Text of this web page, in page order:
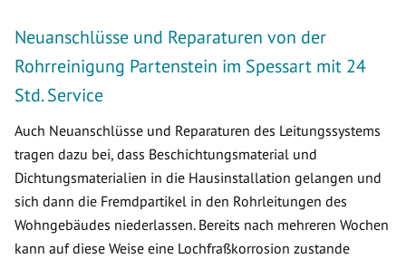
Neuanschlüsse und Reparaturen von der
Rohrreinigung Partenstein im Spessart mit 24
Std. Service
Auch Neuanschlüsse und Reparaturen des Leitungssystems
tragen dazu bei, dass Beschichtungsmaterial und
Dichtungsmaterialien in die Hausinstallation gelangen und
sich dann die Fremdpartikel in den Rohrleitungen des
Wohngebäudes niederlassen. Bereits nach mehreren Wochen
kann auf diese Weise eine Lochfraßkorrosion zustande